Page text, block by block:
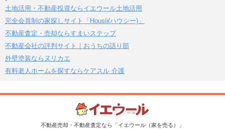
土地活用・不動産投資ならイエウール土地活用
完全会員制の家探しサイト「Housii(ハウシー)」
不動産査定・売却ならすまいステップ
不動産会社の評判サイト｜おうちの語り部
外壁塗装ならヌリカエ
有料老人ホームを探すならケアスル 介護
不動産売却・不動産査定なら「イエウール（家を売る）」